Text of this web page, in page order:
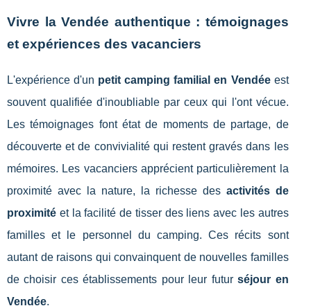
Vivre la Vendée authentique : témoignages
et expériences des vacanciers
L'expérience d'un petit camping familial en Vendéeest
souvent qualifiée d'inoubliable par ceux qui l'ont vécue.
Les témoignages font état de moments de partage, de
découverte et de convivialité qui restent gravés dans les
mémoires. Les vacanciers apprécient particulièrement la
proximité avec la nature, la richesse des activités de
proximité et la facilité de tisser des liens avec les autres
familles et le personnel du camping. Ces récits sont
autant de raisons qui convainquent de nouvelles familles
de choisir ces établissements pour leur futurséjour en
Vendée.